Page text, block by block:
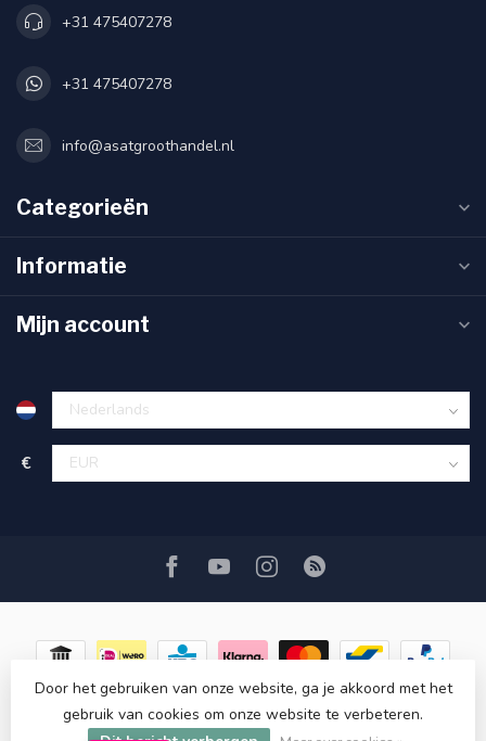
+31 475407278
+31 475407278
info@asatgroothandel.nl
Categorieën
Informatie
Mijn account
€
Door het gebruiken van onze website, ga je akkoord met het
gebruik van cookies om onze website te verbeteren.